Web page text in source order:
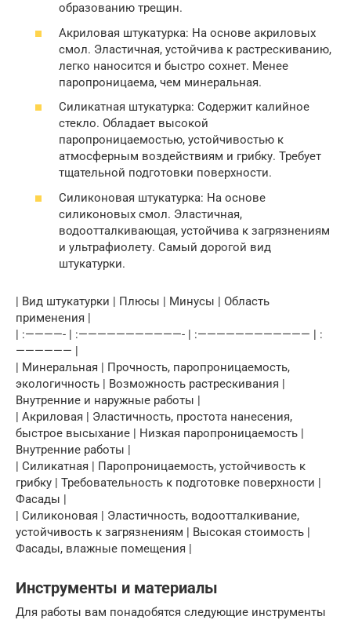
образованию трещин.
Акриловая штукатурка: На основе акриловых
смол. Эластичная, устойчива к растрескиванию,
легко наносится и быстро сохнет. Менее
паропроницаема, чем минеральная.
Силикатная штукатурка: Содержит калийное
стекло. Обладает высокой
паропроницаемостью, устойчивостью к
атмосферным воздействиям и грибку. Требует
тщательной подготовки поверхности.
Силиконовая штукатурка: На основе
силиконовых смол. Эластичная,
водоотталкивающая, устойчива к загрязнениям
и ультрафиолету. Самый дорогой вид
штукатурки.
| Вид штукатурки | Плюсы | Минусы | Область
применения |
| :————- | :———————————- | :———————————— | :
—————— |
| Минеральная | Прочность, паропроницаемость,
экологичность | Возможность растрескивания |
Внутренние и наружные работы |
| Акриловая | Эластичность, простота нанесения,
быстрое высыхание | Низкая паропроницаемость |
Внутренние работы |
| Силикатная | Паропроницаемость, устойчивость к
грибку | Требовательность к подготовке поверхности |
Фасады |
| Силиконовая | Эластичность, водоотталкивание,
устойчивость к загрязнениям | Высокая стоимость |
Фасады, влажные помещения |
Инструменты и материалы
Для работы вам понадобятся следующие инструменты